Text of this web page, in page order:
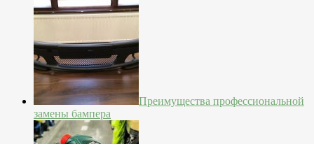
Преимущества профессиональной
замены бампера